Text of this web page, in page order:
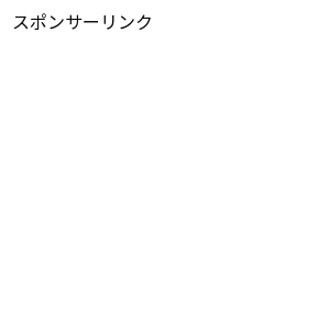
スポンサーリンク